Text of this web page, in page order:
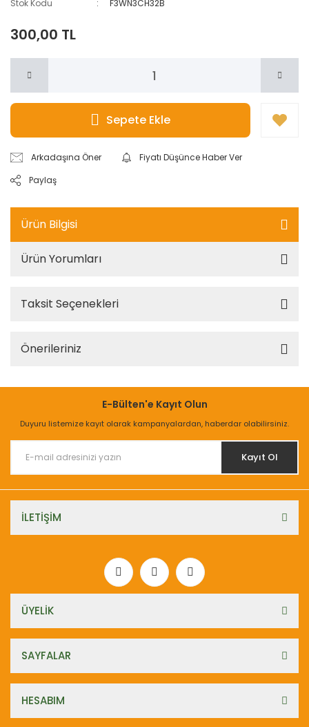
Stok Kodu
F3WN3CH32B
300,00 TL
Sepete Ekle
Arkadaşına Öner
Fiyatı Düşünce Haber Ver
Paylaş
Ürün Bilgisi
Ürün Yorumları
Taksit Seçenekleri
Önerileriniz
E-Bülten'e Kayıt Olun
Duyuru listemize kayıt olarak kampanyalardan, haberdar olabilirsiniz.
Kayıt Ol
İLETİŞİM
ÜYELİK
SAYFALAR
HESABIM